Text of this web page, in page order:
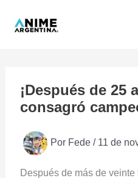
¡Después de 25
consagró
Por Fede / 11 de
Después de más de